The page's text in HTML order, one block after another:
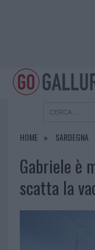
HOME SARDEGNA
Gabriele è
scatta la